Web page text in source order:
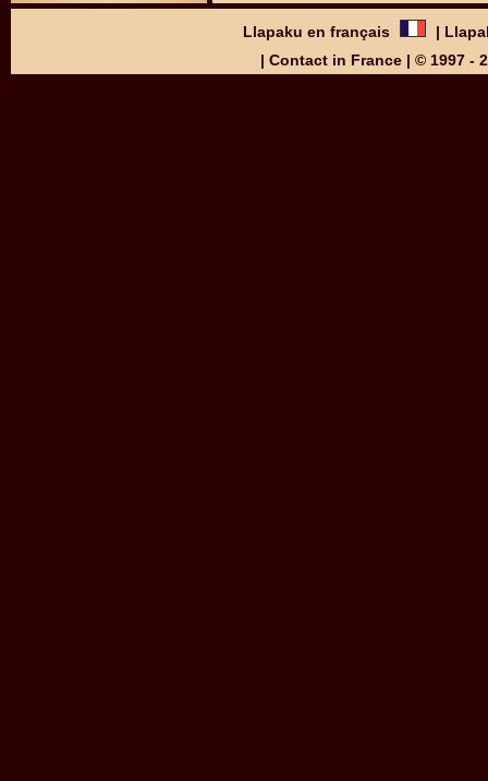
Llapaku en français |
| Contact in France | © 1997 -